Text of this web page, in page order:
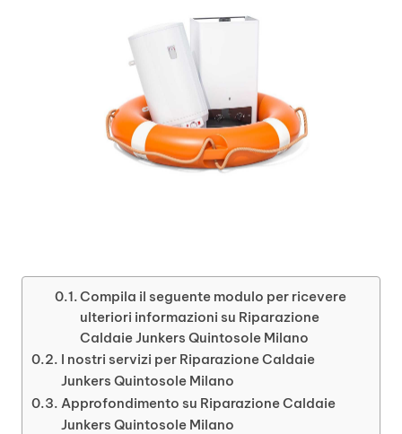
Compila il seguente modulo per ricevere
ulteriori informazioni su Riparazione
Caldaie Junkers Quintosole Milano
I nostri servizi per Riparazione Caldaie
Junkers Quintosole Milano
Approfondimento su Riparazione Caldaie
Junkers Quintosole Milano